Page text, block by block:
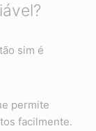
sim é
permite
facilmente.